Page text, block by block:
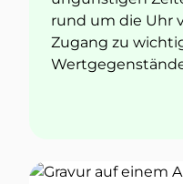
rund um die Uhr
Zugang zu